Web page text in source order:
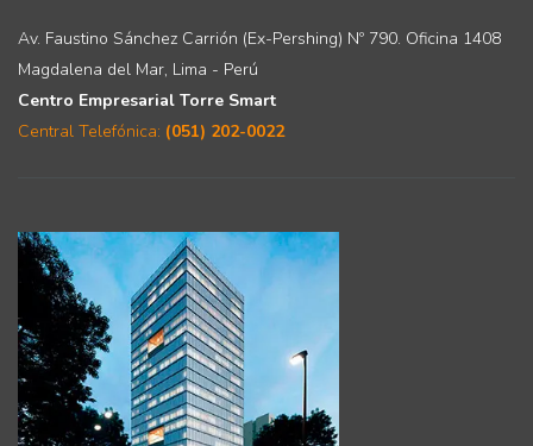
Av. Faustino Sánchez Carrión (Ex-Pershing) Nº 790. Oficina 1408
Magdalena del Mar, Lima - Perú
Centro Empresarial Torre Smart
Central Telefónica: (051) 202-0022